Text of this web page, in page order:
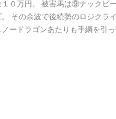
０万円。 被害馬は⑨ナックビ
その余波で後続勢のロジクラ
ードラゴンあたりも手綱を引